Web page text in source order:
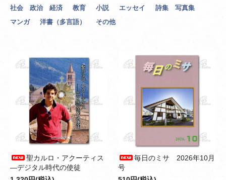
社会 政治 経済
教育 小説 エッセイ
詩集 写真集
マンガ
洋書（多言語） その他
聖カルロ・アクーティス
―デジタル時代の使徒
毎日のミサ 2026年10月
号